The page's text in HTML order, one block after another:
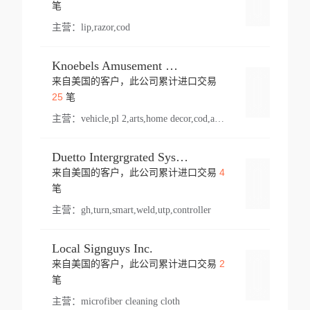
笔
主营： lip,razor,cod
Knoebels Amusement Resort
来自美国的客户，此公司累计进口交易
25笔
主营： vehicle,pl 2,arts,home decor,cod,amusement ride,sea
Duetto Intergrgrated Systems Inc.
来自美国的客户，此公司累计进口交易 4
笔
主营： gh,turn,smart,weld,utp,controller
Local Signguys Inc.
来自美国的客户，此公司累计进口交易 2
笔
主营： microfiber cleaning cloth